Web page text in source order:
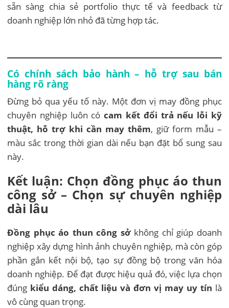
sẵn sàng chia sẻ portfolio thực tế và feedback từ
doanh nghiệp lớn nhỏ đã từng hợp tác.
Có chính sách bảo hành – hỗ trợ sau bán
hàng rõ ràng
Đừng bỏ qua yếu tố này. Một đơn vị may đồng phục
chuyên nghiệp luôn cócam kết đổi trả nếu lỗi kỹ
thuật, hỗ trợ khi cần may thêm, giữ form mẫu –
màu sắc trong thời gian dài nếu bạn đặt bổ sung sau
này.
Kết luận: Chọn đồng phục áo thun
công sở – Chọn sự chuyên nghiệp
dài lâu
Đồng phục áo thun công sởkhông chỉ giúp doanh
nghiệp xây dựng hình ảnh chuyên nghiệp, mà còn góp
phần gắn kết nội bộ, tạo sự đồng bộ trong văn hóa
doanh nghiệp. Để đạt được hiệu quả đó, việc lựa chọn
đúng kiểu dáng, chất liệu và đơn vị may uy tín là
vô cùng quan trọng.